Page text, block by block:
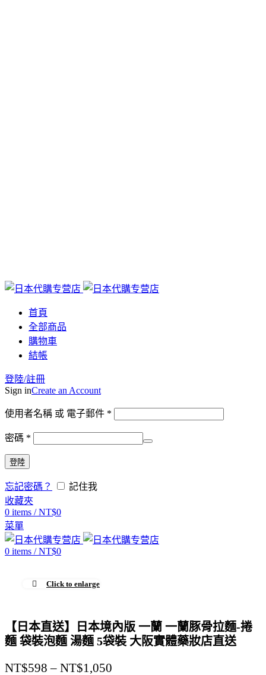
首頁
全部商品
購物車
結帳
登陸/註冊
Sign inCreate an Account
使用者名稱 或 電子郵件 *
密碼 *
登陸
忘記密碼？
記住我
收藏夾
0 items / NT$0
菜單
0 items / NT$0
Click to enlarge
【日本直送】日本境內版 一蘭 一蘭豚骨拉麵-捲
麵 袋裝泡麵 湯麵 5袋裝 大阪實體藥妝店直送
NT$598 – NT$1,050